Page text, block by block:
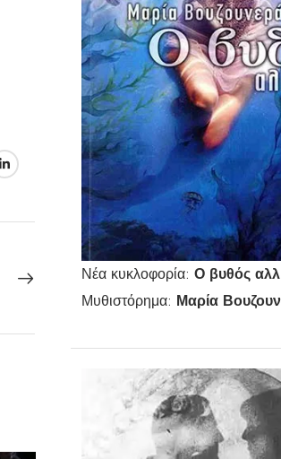
Νέα κυκλοφορία:Ο βυθός
Μυθιστόρημα: Μαρία